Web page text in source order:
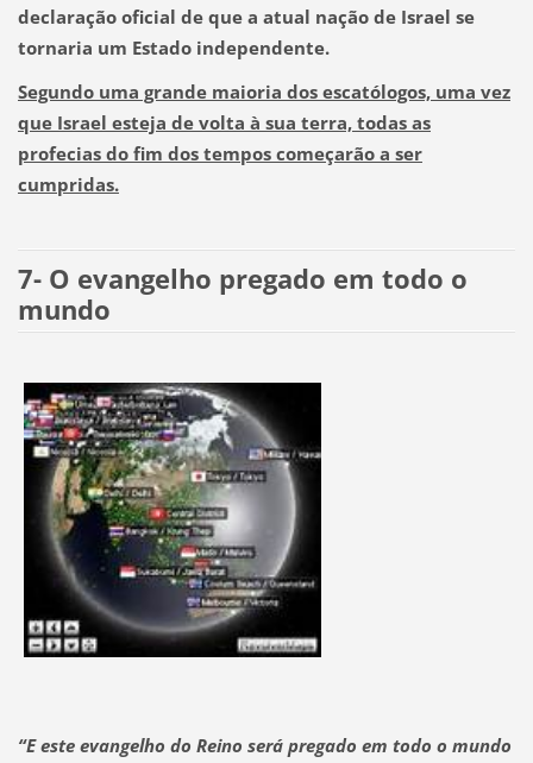
declaração oficial de que a atual nação de Israel se
tornaria um Estado independente.
Segundo uma grande maioria dos escatólogos, uma vez
que Israel esteja de volta à sua terra, todas as
profecias do fim dos tempos começarão a ser
cumpridas.
7- O evangelho pregado em todo o
mundo
“E este evangelho do Reino será pregado em todo o mundo